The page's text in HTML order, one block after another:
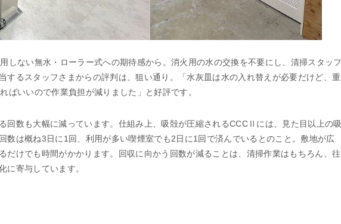
しない無水・ローラー式への期待感から。消火用の水の交換を不要にし、清掃スタッフ
するスタッフさまからの評判は、狙い通り。「水灰皿は水の入れ替えが必要だけど、重
ばいいので作業負担が減りました」と好評です。
回数も大幅に減っています。仕組み上、吸殻が圧縮されるCCCⅡには、見た目以上の吸
数は概ね3日に1回、利用が多い喫煙室でも2日に1回で済んでいるとのこと。敷地が広
だけでも時間がかかります。回収に向かう回数が減ることは、清掃作業はもちろん、往
に寄与しています。